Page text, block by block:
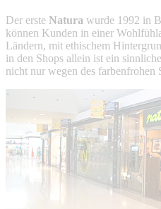
Der erste Natura wurde 1992 in
können Kunden in einer
Ländern, mit ethischem
in den Shops allein ist ein
nicht nur wegen des farbenfrohen